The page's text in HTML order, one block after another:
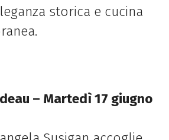
storica e cucina
– Martedì 17 giugno